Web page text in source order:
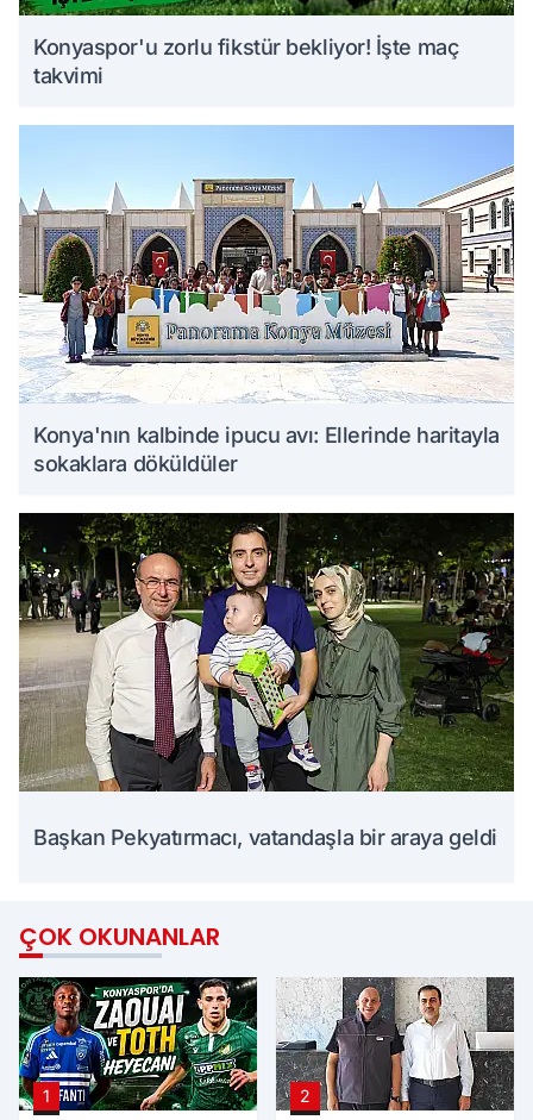
Konyaspor'u zorlu fikstür bekliyor! İşte maç
takvimi
Konya'nın kalbinde ipucu avı: Ellerinde haritayla
sokaklara döküldüler
Başkan Pekyatırmacı, vatandaşla bir araya geldi
ÇOK OKUNANLAR
1 2